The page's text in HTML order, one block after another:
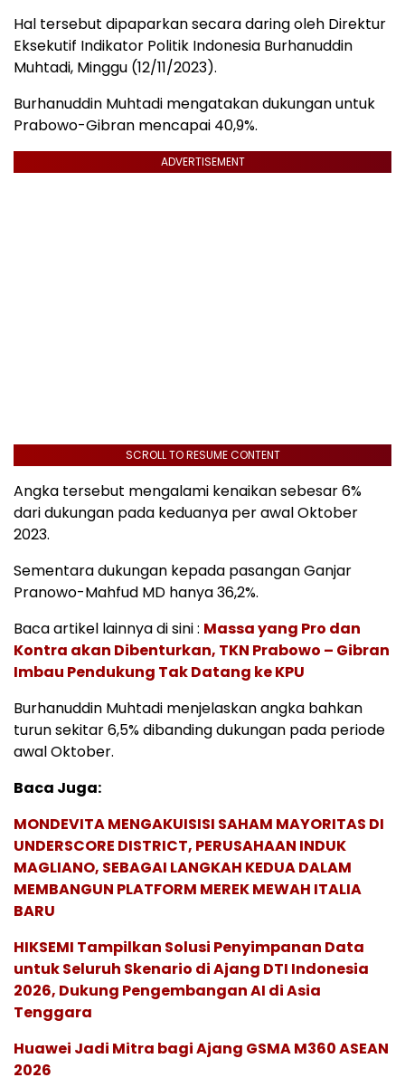
Hal tersebut dipaparkan secara daring oleh Direktur
Eksekutif Indikator Politik Indonesia Burhanuddin
Muhtadi, Minggu (12/11/2023).
Burhanuddin Muhtadi mengatakan dukungan untuk
Prabowo-Gibran mencapai 40,9%.
ADVERTISEMENT
SCROLL TO RESUME CONTENT
Angka tersebut mengalami kenaikan sebesar 6%
dari dukungan pada keduanya per awal Oktober
2023.
Sementara dukungan kepada pasangan Ganjar
Pranowo-Mahfud MD hanya 36,2%.
Baca artikel lainnya di sini : Massa yang Pro dan
Kontra akan Dibenturkan, TKN Prabowo – Gibran
Imbau Pendukung Tak Datang ke KPU
Burhanuddin Muhtadi menjelaskan angka bahkan
turun sekitar 6,5% dibanding dukungan pada periode
awal Oktober.
Baca Juga:
MONDEVITA MENGAKUISISI SAHAM MAYORITAS DI
UNDERSCORE DISTRICT, PERUSAHAAN INDUK
MAGLIANO, SEBAGAI LANGKAH KEDUA DALAM
MEMBANGUN PLATFORM MEREK MEWAH ITALIA
BARU
HIKSEMI Tampilkan Solusi Penyimpanan Data
untuk Seluruh Skenario di Ajang DTI Indonesia
2026, Dukung Pengembangan AI di Asia
Tenggara
Huawei Jadi Mitra bagi Ajang GSMA M360 ASEAN
2026